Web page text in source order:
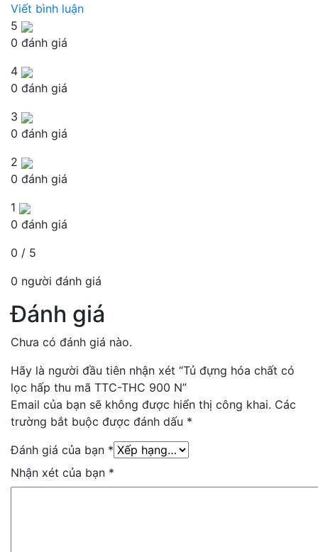
Viết bình luận
5
0 đánh giá
4
0 đánh giá
3
0 đánh giá
2
0 đánh giá
1
0 đánh giá
0 / 5
0 người đánh giá
Đánh giá
Chưa có đánh giá nào.
Hãy là người đầu tiên nhận xét “Tủ đựng hóa chất có
lọc hấp thu mã TTC-THC 900 N”
Email của bạn sẽ không được hiển thị công khai. Các
trường bắt buộc được đánh dấu *
Đánh giá của bạn *
Nhận xét của bạn *